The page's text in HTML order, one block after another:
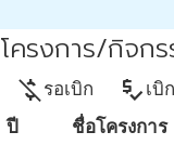
โครงการ/กิจก
money_off รอเบิก price_check เบิ
ปี
ชื่อโครงการ